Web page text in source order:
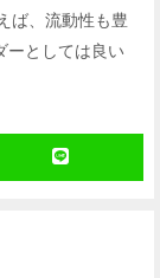
ば、流動性も豊
ーとしては良い